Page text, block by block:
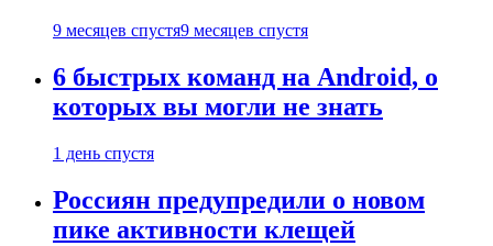
9 месяцев спустя9 месяцев спустя
6 быстрых команд на Android, о
которых вы могли не знать
1 день спустя
Россиян предупредили о новом
пике активности клещей